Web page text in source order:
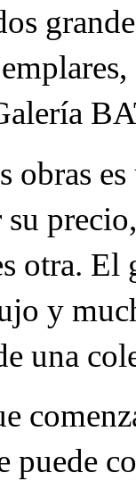
obras
otra.
y
una
puede